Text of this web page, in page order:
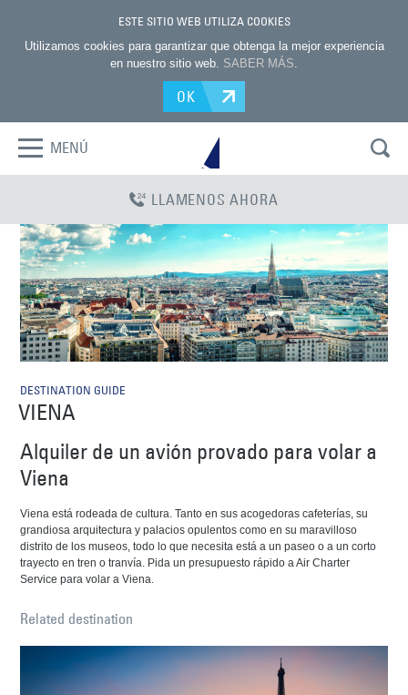
ESTE SITIO WEB UTILIZA COOKIES
Utilizamos cookies para garantizar que obtenga la mejor experiencia
en nuestro sitio web. SABER MÁS.
OK
MENÚ
LLAMENOS AHORA
DESTINATION GUIDE
VIENA
Alquiler de un avión provado para volar a
Viena
Viena está rodeada de cultura. Tanto en sus acogedoras cafeterías, su
grandiosa arquitectura y palacios opulentos como en su maravilloso
distrito de los museos, todo lo que necesita está a un paseo o a un corto
trayecto en tren o tranvía. Pida un presupuesto rápido a Air Charter
Service para volar a Viena.
Related destination